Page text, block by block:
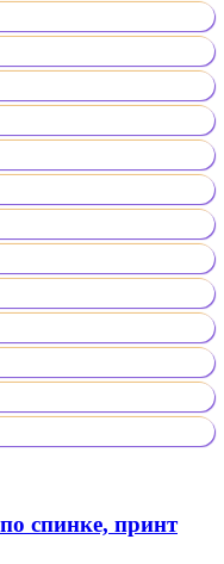
спинке, принт